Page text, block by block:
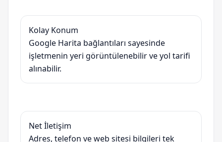
Kolay Konum
Google Harita bağlantıları sayesinde
işletmenin yeri görüntülenebilir ve yol tarifi
alınabilir.
Net İletişim
Adres, telefon ve web sitesi bilgileri tek